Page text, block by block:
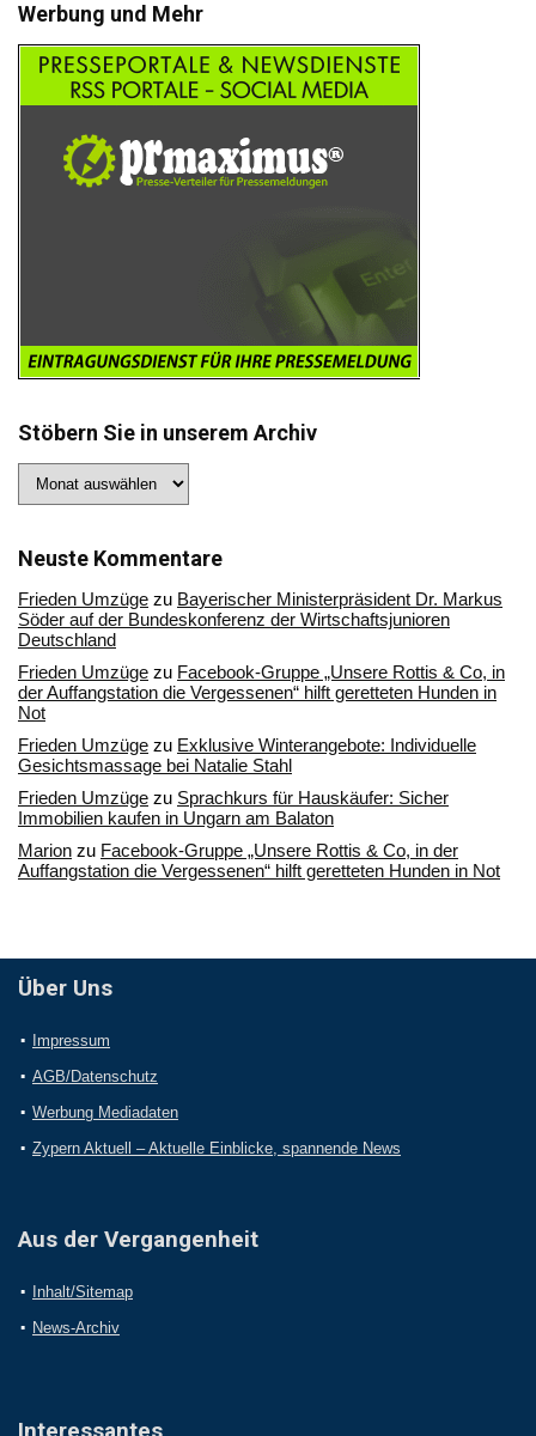
Werbung und Mehr
Stöbern Sie in unserem Archiv
Sie
Archiv
Neuste Kommentare
Frieden Umzüge zu Bayerischer Ministerpräsident Dr. Markus
Söder auf der Bundeskonferenz der Wirtschaftsjunioren
Deutschland
Frieden Umzüge zu Facebook-Gruppe „Unsere Rottis & Co, in
der Auffangstation die Vergessenen“ hilft geretteten Hunden in
Not
Frieden Umzüge zu Exklusive Winterangebote: Individuelle
Gesichtsmassage bei Natalie Stahl
Frieden Umzüge zu Sprachkurs für Hauskäufer: Sicher
Immobilien kaufen in Ungarn am Balaton
Marion zu Facebook-Gruppe „Unsere Rottis & Co, in der
Auffangstation die Vergessenen“ hilft geretteten Hunden in Not
Über Uns
Impressum
AGB/Datenschutz
Werbung Mediadaten
Zypern Aktuell – Aktuelle Einblicke, spannende News
Aus der Vergangenheit
Inhalt/Sitemap
News-Archiv